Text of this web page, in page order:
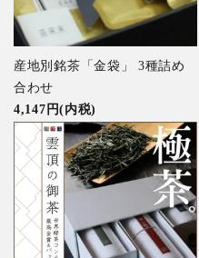
産地別銘茶「金袋」 3種詰め
合わせ
4,147円(内税)